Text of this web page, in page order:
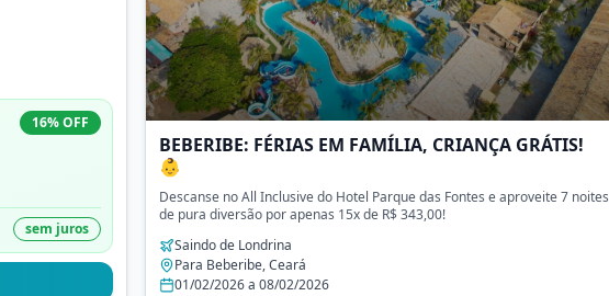
16% OFF
sem juros
BEBERIBE: FÉRIAS EM FAMÍLIA, CRIANÇA GRÁTIS!
👶
Descanse no All Inclusive do Hotel Parque das Fontes e aproveite 7 noites
de pura diversão por apenas 15x de R$ 343,00!
Saindo de Londrina
Para Beberibe,Ceará
01/02/2026a 08/02/2026